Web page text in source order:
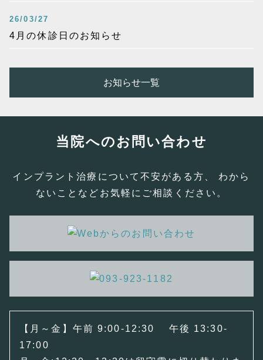
26/03/27
4月の休診日のお知らせ
お知らせ一覧
当院へのお問い合わせ
インプラント治療について不安がある方、 わから
ないことなどお気軽にご相談ください。
【月～金】午前 9:00-12:30 午後 13:30-
17:00